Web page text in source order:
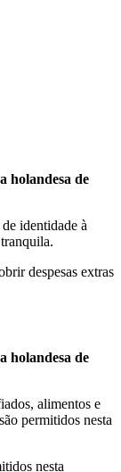
holandesa de
identidade à
despesas extras
holandesa de
alimentos e
permitidos nesta
nesta